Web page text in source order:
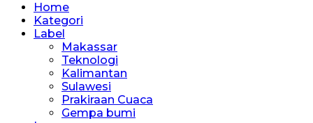
Home
Kategori
Label
Makassar
Teknologi
Kalimantan
Sulawesi
Prakiraan Cuaca
Gempa bumi